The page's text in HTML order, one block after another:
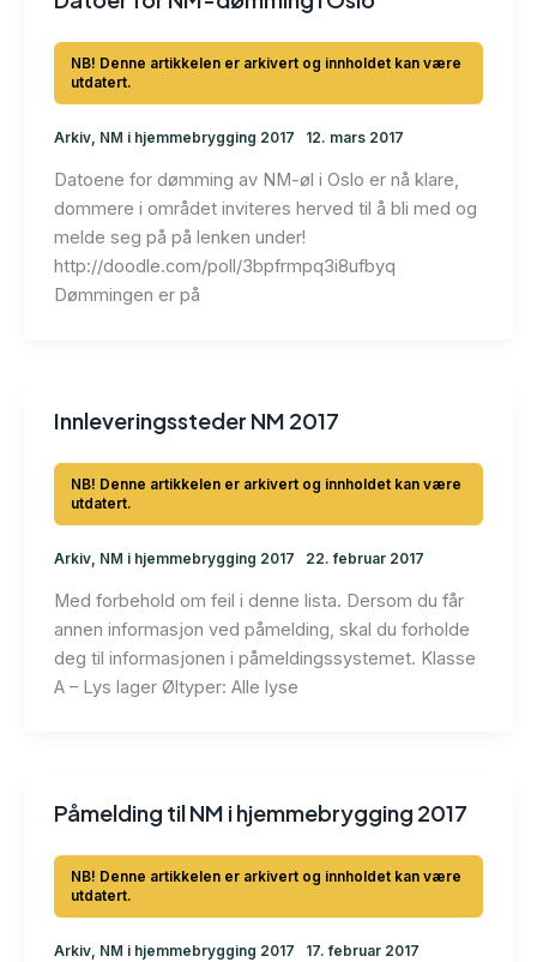
Arkiv, NM i hjemmebrygging 2017 12. mars 2017
Datoene for dømming av NM-øl i Oslo er nå klare,
dommere i området inviteres herved til å bli med og
melde seg på på lenken under!
http://doodle.com/poll/3bpfrmpq3i8ufbyq
Dømmingen er på
Innleveringssteder NM 2017
Arkiv, NM i hjemmebrygging 2017 22. februar 2017
Med forbehold om feil i denne lista. Dersom du får
annen informasjon ved påmelding, skal du forholde
deg til informasjonen i påmeldingssystemet. Klasse
A – Lys lager Øltyper: Alle lyse
Påmelding til NM i hjemmebrygging 2017
Arkiv, NM i hjemmebrygging 2017 17. februar 2017